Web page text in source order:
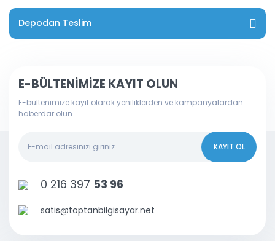
Depodan Teslim
E-BÜLTENİMİZE KAYIT OLUN
E-bültenimize kayıt olarak yeniliklerden ve kampanyalardan
haberdar olun
KAYIT OL
0 216 397 53 96
satis@toptanbilgisayar.net